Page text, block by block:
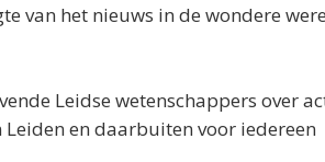
van het nieuws in de wondere
Leidse wetenschappers over
Leiden en daarbuiten voor iedereen